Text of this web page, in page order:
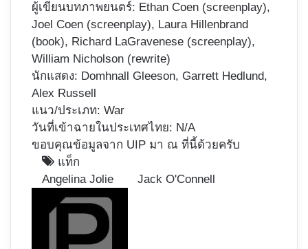
ผู้เขียนบทภาพยนตร์: Ethan Coen (screenplay),
Joel Coen (screenplay), Laura Hillenbrand
(book), Richard LaGravenese (screenplay),
William Nicholson (rewrite)
นักแสดง: Domhnall Gleeson, Garrett Hedlund,
Alex Russell
แนว/ประเภท: War
วันที่เข้าฉายในประเทศไทย: N/A
ขอบคุณข้อมูลจาก UIP มา ณ ที่นี้ด้วยครับ
แท็ก
Angelina Jolie
Jack O'Connell